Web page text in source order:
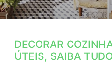
DECORAR
ÚTEIS, SAIBA